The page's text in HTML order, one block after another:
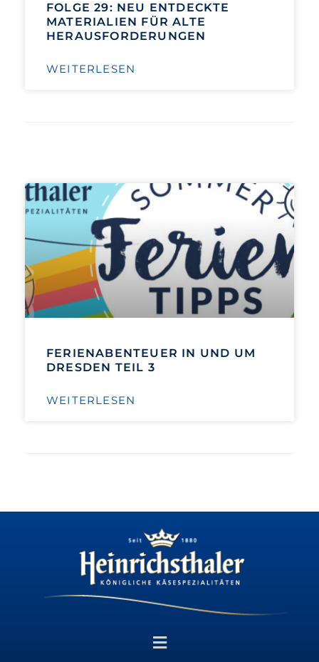
FOLGE 29: NEU ENTDECKTE
MATERIALIEN FÜR ALTE
HERAUSFORDERUNGEN
WEITERLESEN
FERIENABENTEUER IN UND UM
DRESDEN TEIL 3
WEITERLESEN